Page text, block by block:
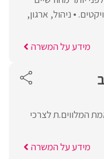
• ניהול, ארגון,
מידע על המשרה
המלווים.ת לצרכי
מידע על המשרה